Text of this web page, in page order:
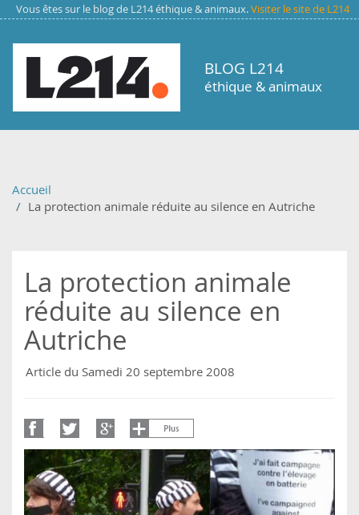
Aller au contenu principal
Vous êtes sur le blog de L214 éthique & animaux.Visiter le site de L214
BLOG L214
éthique & animaux
Accueil
La protection animale réduite au silence en Autriche
La protection animale
réduite au silence en
Autriche
Article du Samedi 20 septembre 2008